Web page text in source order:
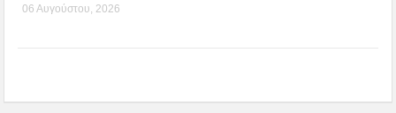
06 Αυγούστου, 2026